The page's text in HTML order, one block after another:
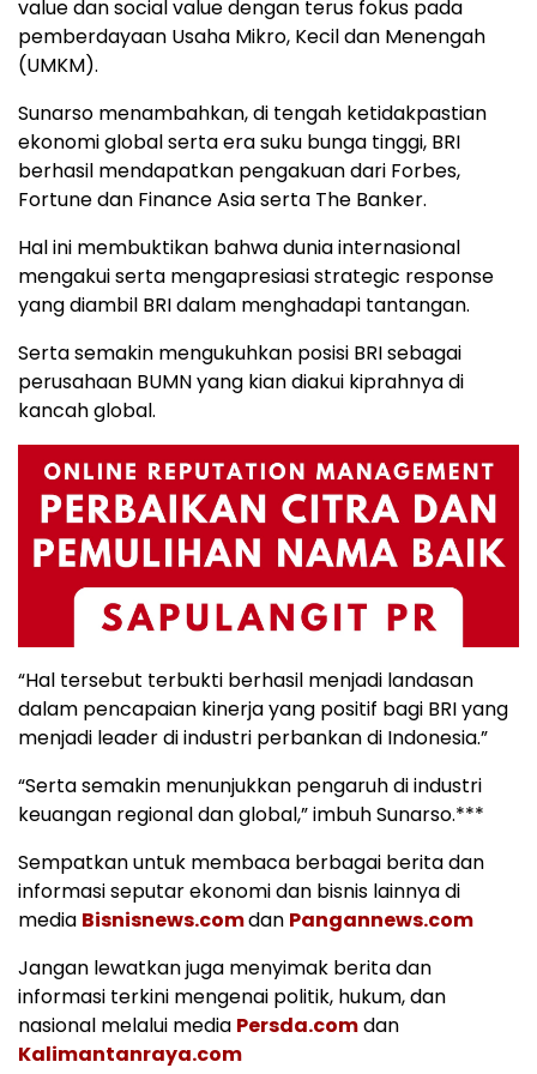
value dan social value dengan terus fokus pada
pemberdayaan Usaha Mikro, Kecil dan Menengah
(UMKM).
Sunarso menambahkan, di tengah ketidakpastian
ekonomi global serta era suku bunga tinggi, BRI
berhasil mendapatkan pengakuan dari Forbes,
Fortune dan Finance Asia serta The Banker.
Hal ini membuktikan bahwa dunia internasional
mengakui serta mengapresiasi strategic response
yang diambil BRI dalam menghadapi tantangan.
Serta semakin mengukuhkan posisi BRI sebagai
perusahaan BUMN yang kian diakui kiprahnya di
kancah global.
“Hal tersebut terbukti berhasil menjadi landasan
dalam pencapaian kinerja yang positif bagi BRI yang
menjadi leader di industri perbankan di Indonesia.”
“Serta semakin menunjukkan pengaruh di industri
keuangan regional dan global,” imbuh Sunarso.***
Sempatkan untuk membaca berbagai berita dan
informasi seputar ekonomi dan bisnis lainnya di
media Bisnisnews.comdan Pangannews.com
Jangan lewatkan juga menyimak berita dan
informasi terkini mengenai politik, hukum, dan
nasional melalui media Persda.comdan
Kalimantanraya.com